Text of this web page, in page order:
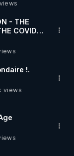
méditation et
code
- THE
COVID
-LIEN
CANCER
!.
views